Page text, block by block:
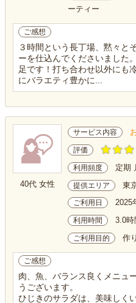
ーティー
ご感想
３時間という長丁場、黙々と
ーを仕込んでくださいました
足です！打ち合わせ以外にも
にバラエティ豊かに...
40代 女性
サービス内容
評価
利用頻度 定期
提供エリア 東
ご利用日 2025
利用時間 3.0時
ご利用目的 作
ご感想
肉、魚、バランス良くメニュ
うございます。
ひじきのサラダは、美味しく